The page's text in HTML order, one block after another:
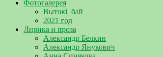
Фотогалерея
Вытокі_бай
2021 год
Лирика и проза
Александр Белкин
Александр Янукович